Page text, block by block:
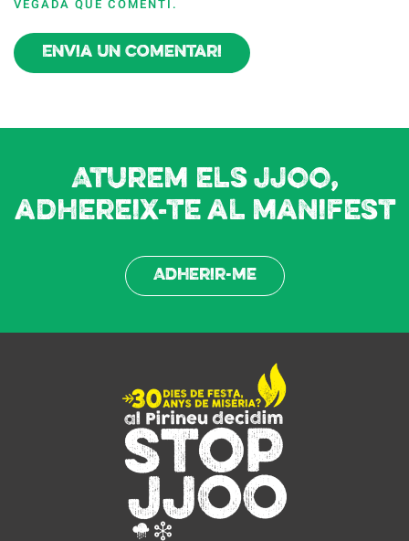
VEGADA QUE COMENTI.
Envia un comentari
Aturem els JJOO,
adhereix-te al manifest
Adherir-me